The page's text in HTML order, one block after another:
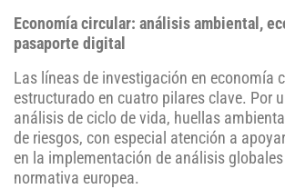
Economía circular: análisis ambiental,
pasaporte digital
Las líneas de investigación en economía
estructurado en cuatro pilares clave. Por
análisis de ciclo de vida, huellas
de riesgos, con especial atención a
en la implementación de análisis
normativa europea.